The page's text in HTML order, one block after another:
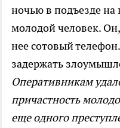
ночью в подъезде на
молодой человек.
нее сотовый
задержать
Оперативникам
причастность
еще одного